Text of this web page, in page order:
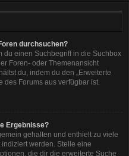
durchsuchen?
du einen Suchbegriff in die Suchbox
Foren- oder Themenansicht
du, indem du den „Erweiterte
des Forums aus verfügbar ist.
Ergebnisse?
gehalten und enthielt zu viele
werden. Stelle eine
die dir die erweiterte Suche